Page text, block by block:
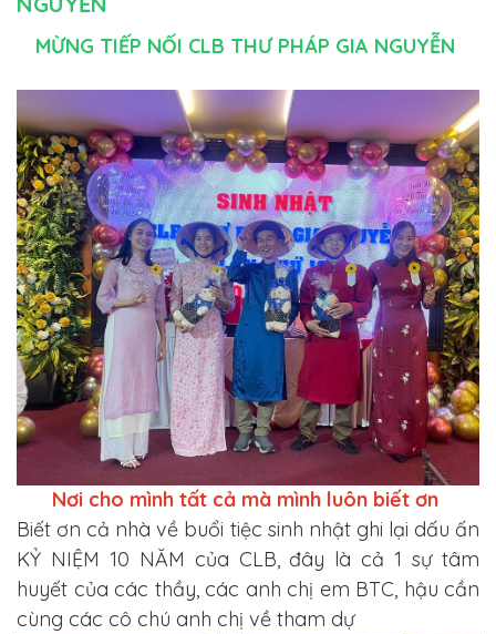
MỪNG TIẾP NỐI CLB THƯ PHÁP GIA NGUYỄN
Nơi cho mình tất cả mà mình luôn biết ơn
Biết ơn cả nhà về buổi tiệc sinh nhật ghi lại dấu ấn
KỶ NIỆM 10 NĂM của CLB, đây là cả 1 sự tâm
huyết của các thầy, các anh chị em BTC, hậu cần
cùng các cô chú anh chị về tham dự